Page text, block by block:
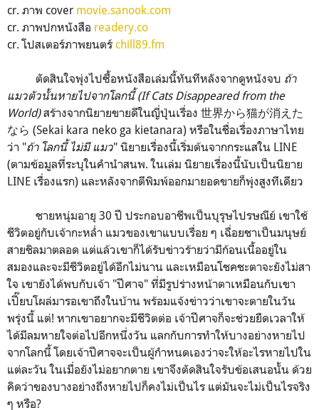
cr. ภาพ cover movie.sanook.com
cr. ภาพปกหนังสือ readery.co
cr. โปสเตอร์ภาพยนตร์ chill89.fm
ตัดสินใจพุ่งไปซื้อหนังสือเล่มนี้ทันทีหลังจากดูหนังจบ ถ้า
แมวตัวนั้นหายไปจากโลกนี้ (If Cats Disappeared from the
World)สร้างจากนิยายขายดีในญี่ปุ่นเรื่อง 世界から猫が消えた
なら‬ (Sekai kara neko ga kietanara) หรือในชื่อเรื่องภาษาไทย
ว่า "ถ้า โลกนี้ ไม่มี แมว" นิยายเรื่องนี้เริ่มต้นจากกระแสใน LINE
(ตามข้อมูลที่ระบุในคำนำสนพ. ในเล่ม นิยายเรื่องนี้นับเป็นนิยาย
LINE เรื่องแรก) และหลังจากตีพิมพ์ออกมายอดขายก็พุ่งสูงทีเดียว
ชายหนุ่มอายุ 30 ปี ประกอบอาชีพเป็นบุรุษไปรษณีย์ เขาใช้
ชีวิตอยู่กับเจ้ากะหล่ำ แมวของเขาแบบเรื่อย ๆ เฉื่อยชาเป็นมนุษย์
สายชิลมาตลอด แต่แล้วเขาก็ได้รับข่าวร้ายว่ามีก้อนเนื้ออยู่ใน
สมองและจะมีชีวิตอยู่ได้อีกไม่นาน และเหมือนโชคชะตาจะยังไม่สา
ใจ เขายังได้พบกับเจ้า "ปีศาจ" ที่มีรูปร่างหน้าตาเหมือนกับเขา
เปี๊ยบโผล่มารอเขาถึงในบ้าน พร้อมแจ้งข่าวว่าเขาจะตายในวัน
พรุ่งนี้ แต่! หากเขาอยากจะมีชีวิตต่อ เจ้าปีศาจก็จะช่วยยืดเวลาให้
ได้มีลมหายใจต่อไปอีกหนึ่งวัน แลกกับการทำให้บางอย่างหายไป
จากโลกนี้ โดยเจ้าปีศาจจะเป็นผู้กำหนดเองว่าจะให้อะไรหายไปใน
แต่ละวัน ในเมื่อยังไม่อยากตาย เขาจึงตัดสินใจรับข้อเสนอนั้น ด้วย
คิดว่าของบางอย่างถึงหายไปก็คงไม่เป็นไร แต่มันจะไม่เป็นไรจริง
ๆ หรือ?